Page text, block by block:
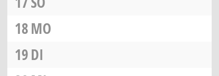
18MO
19DI